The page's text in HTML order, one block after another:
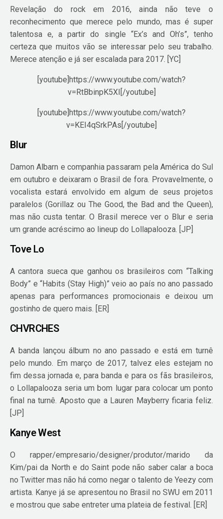
Revelação do rock em 2016, ainda não teve o
reconhecimento que merece pelo mundo, mas é super
talentosa e, a partir do single “Ex’s and Oh’s”, tenho
certeza que muitos vão se interessar pelo seu trabalho.
Merece atenção e já ser escalada para 2017. [YC]
[youtube]https://www.youtube.com/watch?
v=RtBbinpK5XI[/youtube]
[youtube]https://www.youtube.com/watch?
v=KEI4qSrkPAs[/youtube]
Blur
Damon Albarn e companhia passaram pela América do Sul
em outubro e deixaram o Brasil de fora. Provavelmente, o
vocalista estará envolvido em algum de seus projetos
paralelos (Gorillaz ou The Good, the Bad and the Queen),
mas não custa tentar. O Brasil merece ver o Blur e seria
um grande acréscimo ao lineup do Lollapalooza. [JP]
Tove Lo
A cantora sueca que ganhou os brasileiros com “Talking
Body” e “Habits (Stay High)” veio ao país no ano passado
apenas para performances promocionais e deixou um
gostinho de quero mais. [ER]
CHVRCHES
A banda lançou álbum no ano passado e está em turnê
pelo mundo. Em março de 2017, talvez eles estejam no
fim dessa jornada e, para banda e para os fãs brasileiros,
o Lollapalooza seria um bom lugar para colocar um ponto
final na turnê. Aposto que a Lauren Mayberry ficaria feliz.
[JP]
Kanye West
O rapper/empresario/designer/produtor/marido da
Kim/pai da North e do Saint pode não saber calar a boca
no Twitter mas não há como negar o talento de Yeezy com
artista. Kanye já se apresentou no Brasil no SWU em 2011
e mostrou que sabe entreter uma plateia de festival. [ER]